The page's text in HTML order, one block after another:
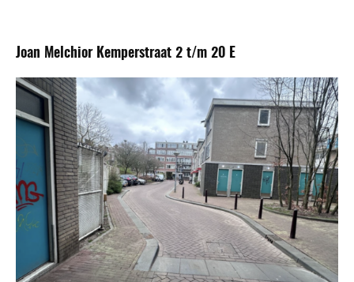
Joan Melchior Kemperstraat 2 t/m 20 E